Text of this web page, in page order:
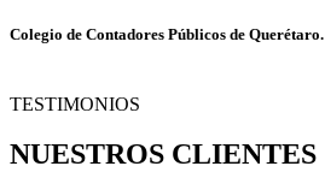
Colegio de Contadores Públicos de Querétaro.
TESTIMONIOS
NUESTROS CLIENTES